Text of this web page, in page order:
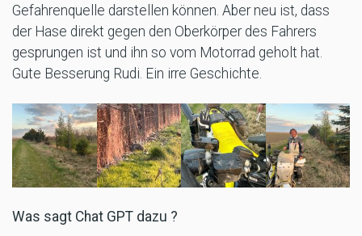
Gefahrenquelle darstellen können. Aber neu ist, dass
der Hase direkt gegen den Oberkörper des Fahrers
gesprungen ist und ihn so vom Motorrad geholt hat.
Gute Besserung Rudi. Ein irre Geschichte.
Was sagt Chat GPT dazu ?